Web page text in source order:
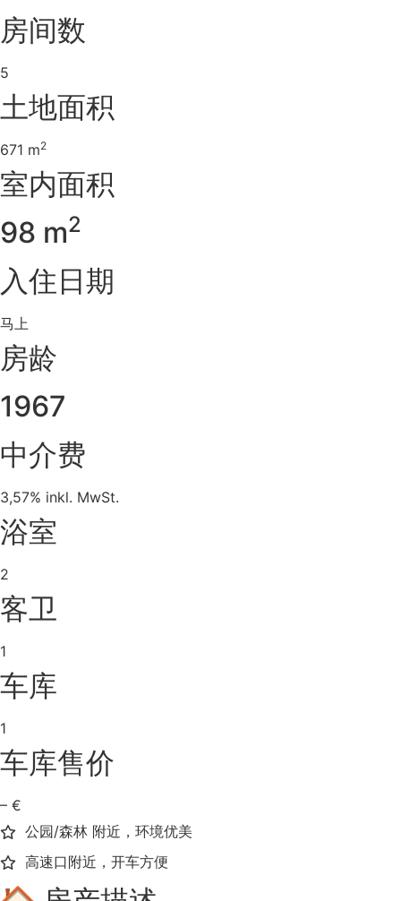
房间数
5
土地面积
671 m2
室内面积
98 m2
入住日期
马上
房龄
1967
中介费
3,57% inkl. MwSt.
浴室
2
客卫
1
车库
1
车库售价
– €
公园/森林 附近，环境优美
高速口附近，开车方便